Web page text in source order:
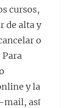
cursos,
de alta y
o
y la
mail, así́